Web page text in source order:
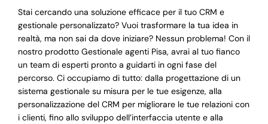
Stai cercando una soluzione efficace per il tuo CRM e
gestionale personalizzato? Vuoi trasformare la tua idea in
realtà, ma non sai da dove iniziare? Nessun problema! Con il
nostro prodotto Gestionale agenti Pisa, avrai al tuo fianco
un team di esperti pronto a guidarti in ogni fase del
percorso. Ci occupiamo di tutto: dalla progettazione di un
sistema gestionale su misura per le tue esigenze, alla
personalizzazione del CRM per migliorare le tue relazioni con
i clienti, fino allo sviluppo dell’interfaccia utente e alla